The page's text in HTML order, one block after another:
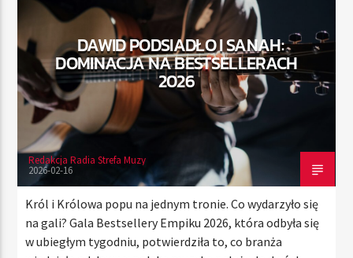
TERAZ
RADIO STREFA MUZY
00:00 10:00
Radio Strefa Muzy
DAWID PODSIADŁO I SANAH:
DOMINACJA NA BESTSELLERACH
2026
Redakcja Radia Strefa Muzy
2026-02-16
Król i Królowa popu na jednym tronie. Co wydarzyło się
na gali? Gala Bestsellery Empiku 2026, która odbyła się
w ubiegłym tygodniu, potwierdziła to, co branża